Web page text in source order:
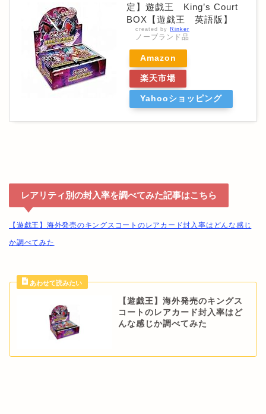
定】遊戯王 King’s Court
BOX【遊戯王 英語版】
created by Rinker
ノーブランド品
Amazon
楽天市場
Yahooショッピング
レアリティ別の封入率を調べてみた記事はこちら
【遊戯王】海外発売のキングスコートのレアカード封入率はどんな感じ
か調べてみた
【遊戯王】海外発売のキングス
コートのレアカード封入率はど
んな感じか調べてみた